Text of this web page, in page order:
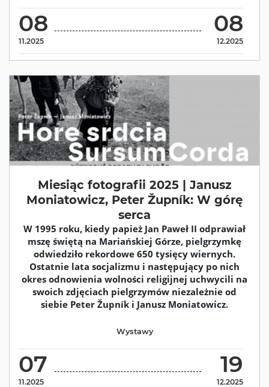
08
11.2025
08
12.2025
Miesiąc fotografii 2025 | Janusz
Moniatowicz, Peter Župník: W górę
serca
W 1995 roku, kiedy papież Jan Paweł II odprawiał
mszę świętą na Mariańskiej Górze, pielgrzymkę
odwiedziło rekordowe 650 tysięcy wiernych.
Ostatnie lata socjalizmu i następujący po nich
okres odnowienia wolności religijnej uchwycili na
swoich zdjęciach pielgrzymów niezależnie od
siebie Peter Župník i Janusz Moniatowicz.
07
11.2025
19
12.2025
Wystawy